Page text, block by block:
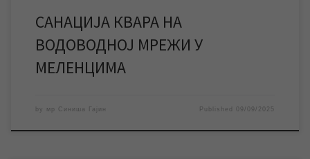
САНАЦИЈА КВАРА НА
ВОДОВОДНОЈ МРЕЖИ У
МЕЛЕНЦИМА
by мр Синиша Гајин Published 09/09/2025